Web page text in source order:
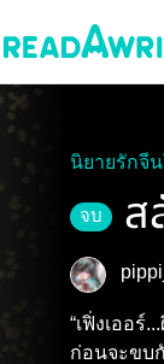
นิยายรักจี
จบ ส
“เฟิ่งเออร์
ก่อนจะขบ